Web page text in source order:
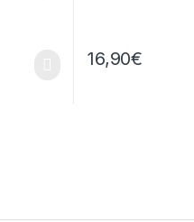
16,90€